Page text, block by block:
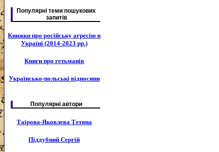
Популярні теми пошукових
запитів
Книжки про російську агресію в
Україні (2014-2023 рр.)
Книги про гетьманів
Українсько-польські відносини
Популярні автори
Таїрова-Яковлева Тетяна
Піддубний Сергій